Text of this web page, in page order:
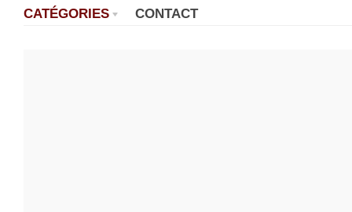
CATÉGORIES
CONTACT